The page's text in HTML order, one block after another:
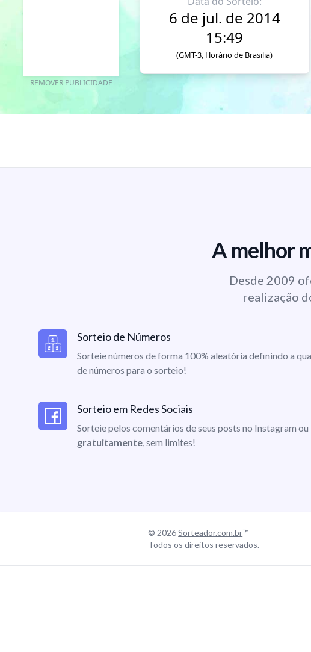
REMOVER PUBLICIDADE
6 de jul. de 2014
15:49
(GMT-3, Horário de Brasilia)
A melhor
Desde 2009
realização
Sorteio de Números
Sorteie números de forma 100% aleatória definindo a
de números para o sorteio!
Sorteio em Redes Sociais
Sorteie pelos comentários de seus posts no Instagram
gratuitamente, sem limites!
© 2026Sorteador.com.br™
Todos os direitos reservados.